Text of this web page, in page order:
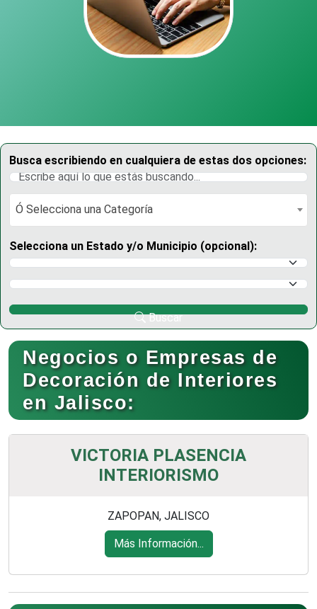
Busca escribiendo en cualquiera de estas dos opciones:
Ó Selecciona una Categoría
Ó Selecciona una Categoría
Selecciona un Estado y/o Municipio (opcional):
Selecciona un Estado
Selecciona un Municipio
Buscar
Negocios o Empresas de
Decoración de Interiores
en Jalisco:
VICTORIA PLASENCIA
INTERIORISMO
ZAPOPAN, JALISCO
Más Información...